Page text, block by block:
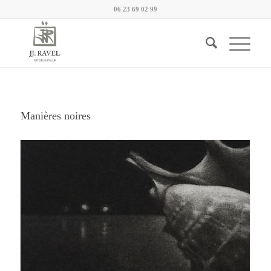
06 23 69 02 99
Manières noires